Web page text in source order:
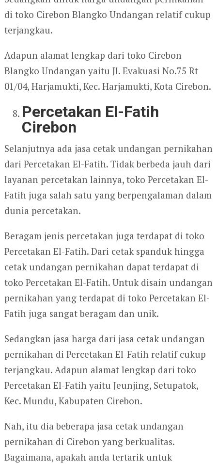
di toko Cirebon Blangko Undangan relatif cukup
terjangkau.
Adapun alamat lengkap dari toko Cirebon
Blangko Undangan yaitu Jl. Evakuasi No.75 Rt
01/04, Harjamukti, Kec. Harjamukti, Kota Cirebon.
Percetakan El-Fatih
Cirebon
Selanjutnya ada jasa cetak undangan pernikahan
dari Percetakan El-Fatih. Tidak berbeda jauh dari
layanan percetakan lainnya, toko Percetakan El-
Fatih juga salah satu yang berpengalaman dalam
dunia percetakan.
Beragam jenis percetakan juga terdapat di toko
Percetakan El-Fatih. Dari cetak spanduk hingga
cetak undangan pernikahan dapat terdapat di
toko Percetakan El-Fatih. Untuk disain undangan
pernikahan yang terdapat di toko Percetakan El-
Fatih juga sangat beragam dan unik.
Sedangkan jasa harga dari jasa cetak undangan
pernikahan di Percetakan El-Fatih relatif cukup
terjangkau. Adapun alamat lengkap dari toko
Percetakan El-Fatih yaitu Jeunjing, Setupatok,
Kec. Mundu, Kabupaten Cirebon.
Nah, itu dia beberapa jasa cetak undangan
pernikahan di Cirebon yang berkualitas.
Bagaimana, apakah anda tertarik untuk